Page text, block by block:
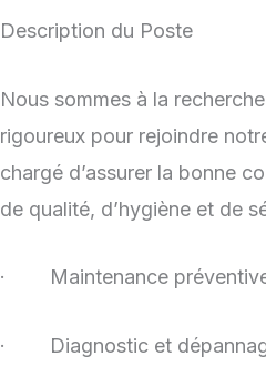
Description du Poste
Nous sommes à la
rigoureux pour rejoindre
chargé d’assurer la bonne
de qualité, d’hygiène et de
· Maintenance préventive
· Diagnostic et